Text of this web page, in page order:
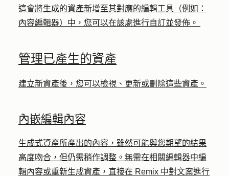
這會將生成的資產新增至其對應的編輯工具（例如：
內容編輯器）中，您可以在該處進行自訂並發佈。
管理已產生的資產
建立新資產後，您可以檢視、更新或刪除這些資產。
內嵌編輯內容
生成式資產所產出的內容，雖然可能與您期望的結果
高度吻合，但仍需稍作調整。無需在相關編輯器中編
輯內容或重新生成資產，直接在 Remix 中對文案進行